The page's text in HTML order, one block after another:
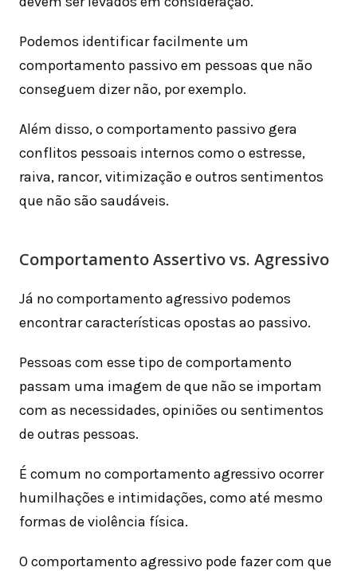
Podemos identificar facilmente um
comportamento passivo em pessoas que não
conseguem dizer não, por exemplo.
Além disso, o comportamento passivo gera
conflitos pessoais internos como o estresse,
raiva, rancor, vitimização e outros sentimentos
que não são saudáveis.
Comportamento Assertivo vs. Agressivo
Já no comportamento agressivo podemos
encontrar características opostas ao passivo.
Pessoas com esse tipo de comportamento
passam uma imagem de que não se importam
com as necessidades, opiniões ou sentimentos
de outras pessoas.
É comum no comportamento agressivo ocorrer
humilhações e intimidações, como até mesmo
formas de violência física.
O comportamento agressivo pode fazer com que